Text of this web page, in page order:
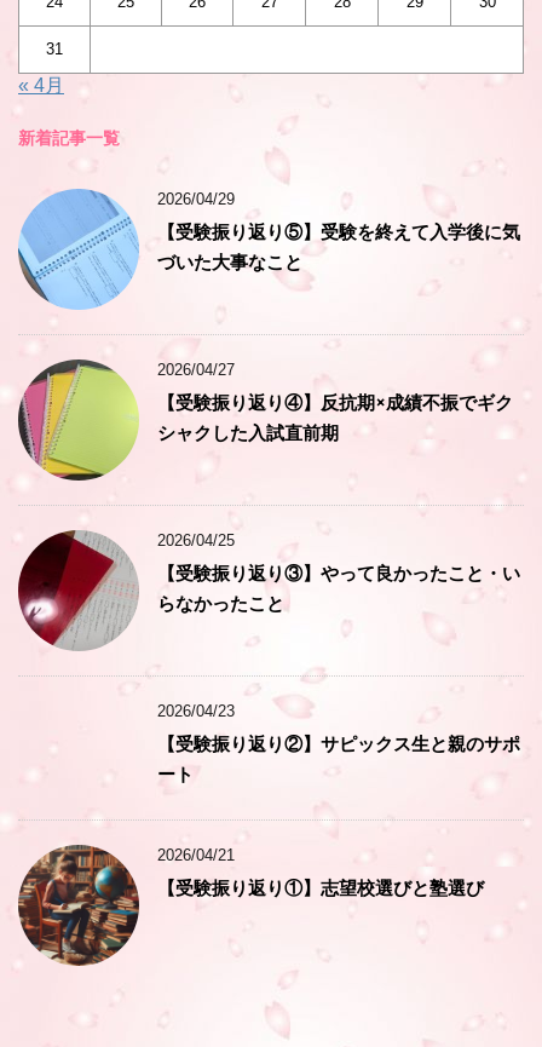
31
« 4月
新着記事一覧
2026/04/29
【受験振り返り⑤】受験を終えて入学後に気
づいた大事なこと
2026/04/27
【受験振り返り④】反抗期×成績不振でギク
シャクした入試直前期
2026/04/25
【受験振り返り③】やって良かったこと・い
らなかったこと
2026/04/23
【受験振り返り②】サピックス生と親のサポ
ート
2026/04/21
【受験振り返り①】志望校選びと塾選び